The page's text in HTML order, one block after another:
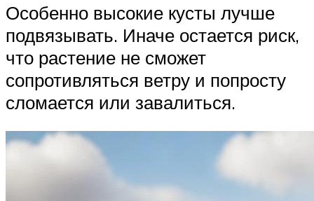
Особенно высокие кусты лучше
подвязывать. Иначе остается риск,
что растение не сможет
сопротивляться ветру и попросту
сломается или завалиться.